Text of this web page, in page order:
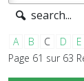
search...
A B C D E
Page 61 sur 63